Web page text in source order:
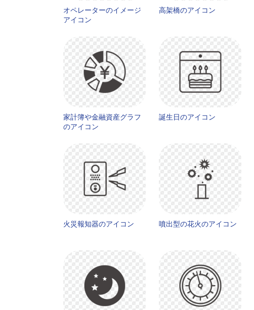
オペレーターのイメージ
アイコン
高架橋のアイコン
家計簿や金融資産グラフ
のアイコン
誕生日のアイコン
火災報知器のアイコン 噴出型の花火のアイコン